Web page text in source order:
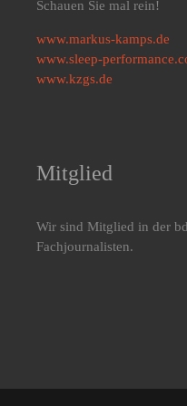
Schauen Sie mal rein!
www.markus-kamps.de
www.sleep-
www.kzgs.de
Mitglied
Wir sind Mitglied in der
Fachjournalisten.